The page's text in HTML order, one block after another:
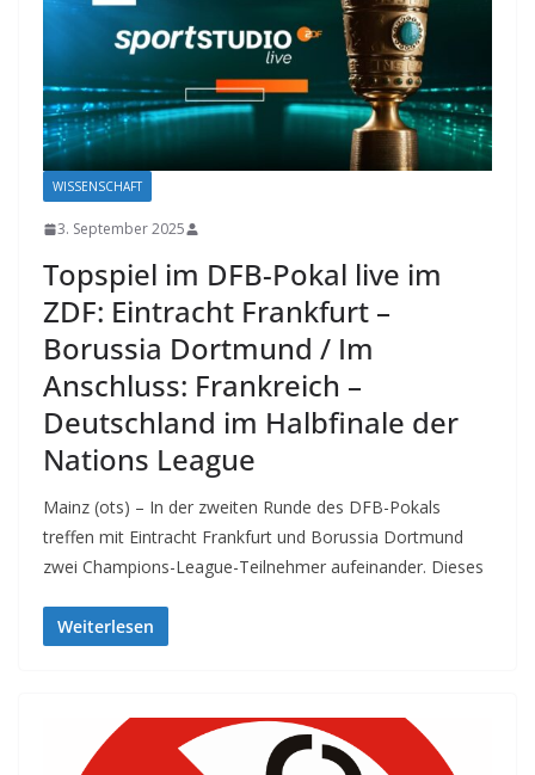
WISSENSCHAFT
3. September 2025
Topspiel im DFB-Pokal live im
ZDF: Eintracht Frankfurt –
Borussia Dortmund / Im
Anschluss: Frankreich –
Deutschland im Halbfinale der
Nations League
Mainz (ots) – In der zweiten Runde des DFB-Pokals
treffen mit Eintracht Frankfurt und Borussia Dortmund
zwei Champions-League-Teilnehmer aufeinander. Dieses
Weiterlesen